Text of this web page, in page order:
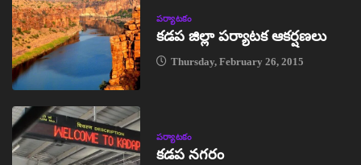
పర్యాటకం
కడప జిల్లా పర్యాటక ఆకర్షణలు
Thursday, February 26, 2015
పర్యాటకం
కడప నగరం